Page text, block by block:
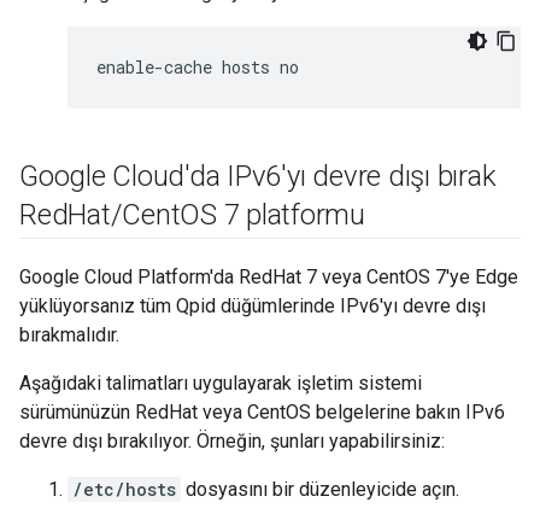
enable-cache hosts no
Google Cloud'da IPv6'yı devre dışı bırak
RedHat/CentOS 7 platformu
Google Cloud Platform'da RedHat 7 veya CentOS 7'ye Edge
yüklüyorsanız tüm Qpid düğümlerinde IPv6'yı devre dışı
bırakmalıdır.
Aşağıdaki talimatları uygulayarak işletim sistemi
sürümünüzün RedHat veya CentOS belgelerine bakın IPv6
devre dışı bırakılıyor. Örneğin, şunları yapabilirsiniz:
/etc/hosts dosyasını bir düzenleyicide açın.